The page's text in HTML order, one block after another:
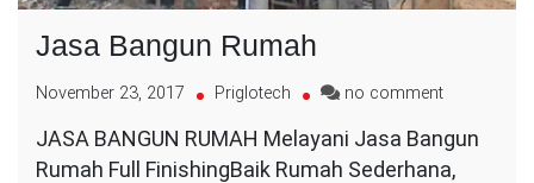
Jasa Bangun Rumah
November 23, 2017 Priglotech no commenton
Bangun
Rumah
JASA BANGUN RUMAH Melayani Jasa Bangun
Rumah Full FinishingBaik Rumah Sederhana,